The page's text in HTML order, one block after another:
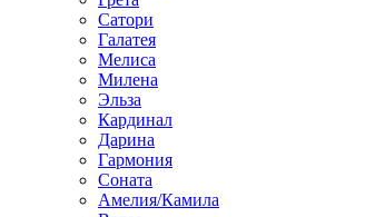
Сатори
Галатея
Мелиса
Милена
Эльза
Кардинал
Дарина
Гармония
Соната
Амелия/Камила